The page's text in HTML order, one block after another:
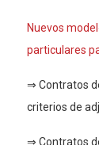
Nuevos
particulares
⇒ Contratos
criterios de
⇒ Contratos